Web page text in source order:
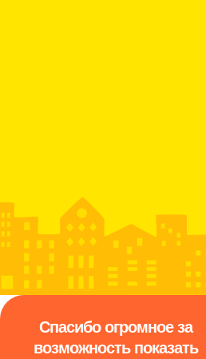
Спасибо огромное за
возможность показать